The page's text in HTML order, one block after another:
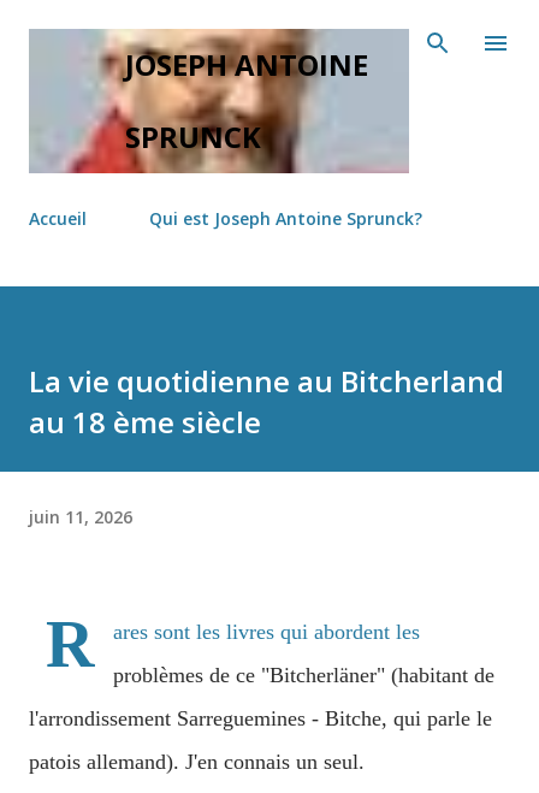
Accéder au contenu principal
JOSEPH ANTOINE
SPRUNCK
Accueil Qui est Joseph Antoine Sprunck?
La vie quotidienne au Bitcherland
au 18 ème siècle
juin 11, 2026
R
ares sont les livres qui abordent les
problèmes de ce "Bitcherläner" (habitant de
l'arrondissement Sarreguemines - Bitche, qui parle le
patois allemand). J'en connais un seul.